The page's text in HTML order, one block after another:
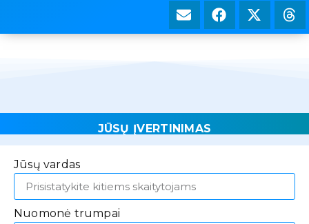
JŪSŲ ĮVERTINIMAS
Jūsų vardas
Nuomonė trumpai